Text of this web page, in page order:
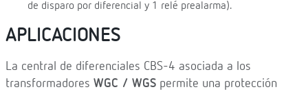
de disparo por diferencial y 1 relé prealarma).
APLICACIONES
La central de diferenciales CBS-4 asociada a los
transformadores WGC / WGS permite una protección